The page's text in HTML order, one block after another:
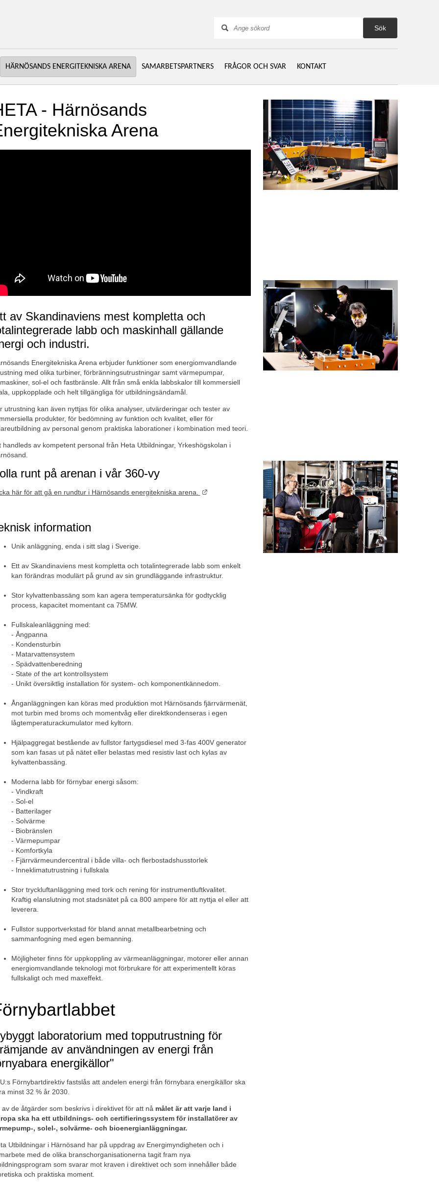
HÄRNÖSANDS ENERGITEKNISKA ARENA SAMARBETSPARTNERS FRÅGOR OCH SVAR KONTAKT
- Härnösands
Arena
av Skandinaviens mest kompletta och
labb och maskinhall gällande
och industri.
Energitekniska Arena erbjuder funktioner som energiomvandlande
med olika turbiner, förbränningsutrustningar samt värmepumpar,
sol-el och fastbränsle. Allt från små enkla labbskalor till kommersiell
uppkopplade och helt tillgängliga för utbildningsändamål.
utrustning kan även nyttjas för olika analyser, utvärderingar och tester av
produkter, för bedömning av funktion och kvalitet, eller för
av personal genom praktiska laborationer i kombination med teori.
handleds av kompetent personal från Heta Utbildningar, Yrkeshögskolan i
runt på arenan i vår 360-vy
här för att gå en rundtur i Härnösands energitekniska arena. Länk till annan webbplats.
information
Unik anläggning, enda i sitt slag i Sverige.
Ett av Skandinaviens mest kompletta och totalintegrerade labb som enkelt
kan förändras modulärt på grund av sin grundläggande infrastruktur.
Stor kylvattenbassäng som kan agera temperatursänka för godtycklig
process, kapacitet momentant ca 75MW.
Fullskaleanläggning med:
- Ångpanna
- Kondensturbin
- Matarvattensystem
- Spädvattenberedning
- State of the art kontrollsystem
- Unikt översiktlig installation för system- och komponentkännedom.
Ånganläggningen kan köras med produktion mot Härnösands fjärrvärmenät,
mot turbin med broms och momentvåg eller direktkondenseras i egen
lågtemperaturackumulator med kyltorn.
Hjälpaggregat bestående av fullstor fartygsdiesel med 3-fas 400V generator
som kan fasas ut på nätet eller belastas med resistiv last och kylas av
kylvattenbassäng.
Moderna labb för förnybar energi såsom:
- Vindkraft
- Sol-el
- Batterilager
- Solvärme
- Biobränslen
- Värmepumpar
- Komfortkyla
- Fjärrvärmeundercentral i både villa- och flerbostadshusstorlek
- Inneklimatutrustning i fullskala
Stor tryckluftanläggning med tork och rening för instrumentluftkvalitet.
Kraftig elanslutning mot stadsnätet på ca 800 ampere för att nyttja el eller att
leverera.
Fullstor supportverkstad för bland annat metallbearbetning och
sammanfogning med egen bemanning.
Möjligheter finns för uppkoppling av värmeanläggningar, motorer eller annan
energiomvandlande teknologi mot förbrukare för att experimentellt köras
fullskaligt och med maxeffekt.
laboratorium med topputrustning för
av användningen av energi från
energikällor"
Förnybartdirektiv fastslås att andelen energi från förnybara energikällor ska
minst 32 % år 2030.
av de åtgärder som beskrivs i direktivet för att nå målet är att varje land i
ska ha ett utbildnings- och certifieringssystem för installatörer av
, solel-, solvärme- och bioenergianläggningar.
Utbildningar i Härnösand har på uppdrag av Energimyndigheten och i
med de olika branschorganisationerna tagit fram nya
som svarar mot kraven i direktivet och som innehåller både
och praktiska moment.